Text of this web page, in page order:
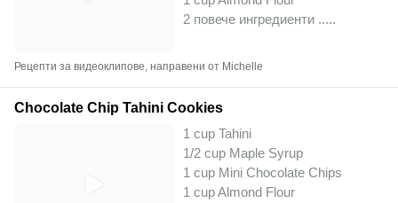
2 повече ингредиенти .....
Рецепти за видеоклипове, направени от Michelle
Chocolate Chip Tahini Cookies
1 cup Tahini
1/2 cup Maple Syrup
1 cup Mini Chocolate Chips
1 cup Almond Flour